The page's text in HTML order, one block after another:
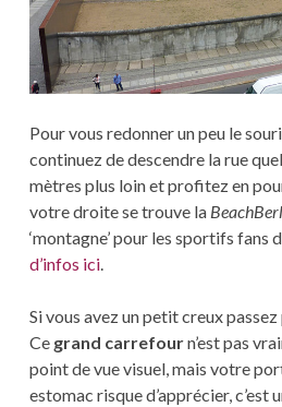
Pour vous redonner un peu le
continuez de descendre la rue
mètres plus loin et profitez en
votre droite se trouve la
‘montagne’ pour les sportifs fans
d’infos ici.
Si vous avez un petit creux passez
Ce grand carrefourn’est pas
point de vue visuel, mais votre
estomac risque d’apprécier, c’est